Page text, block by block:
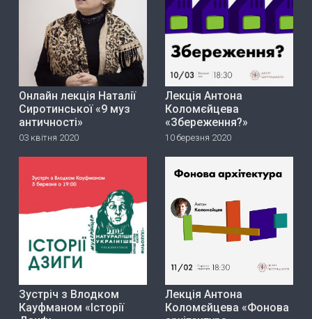
Онлайн лекція Наталії
Сиротинської «9 муз
античності»
03 квітня 2020
Лекція Антона
Коломєйцева
«Збереження?»
10 березня 2020
Зустріч з Влодком
Кауфманом «Історії
Лекція Антона
Коломєйцева «Фонова